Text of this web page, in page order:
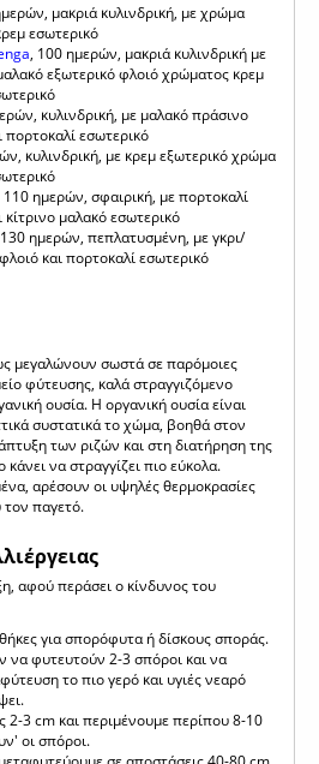
μακριά κυλινδρική, με χρώμα
εσωτερικό
, 100 ημερών, μακριά κυλινδρική με
εξωτερικό φλοιό χρώματος κρεμ
κυλινδρική, με μαλακό πράσινο
πορτοκαλί εσωτερικό
κυλινδρική, με κρεμ εξωτερικό χρώμα
110 ημερών, σφαιρική, με πορτοκαλί
κίτρινο μαλακό εσωτερικό
ημερών, πεπλατυσμένη, με γκρι/
και πορτοκαλί εσωτερικό
μεγαλώνουν σωστά σε παρόμοιες
φύτευσης, καλά στραγγιζόμενο
ουσία. Η οργανική ουσία είναι
συστατικά το χώμα, βοηθά στον
των ριζών και στη διατήρηση της
να στραγγίζει πιο εύκολα.
αρέσουν οι υψηλές θερμοκρασίες
τον παγετό.
αφού περάσει ο κίνδυνος του
για σπορόφυτα ή δίσκους σποράς.
να φυτευτούν 2-3 σπόροι και να
το πιο γερό και υγιές νεαρό
2-3 cm και περιμένουμε περίπου 8-10
οι σπόροι.